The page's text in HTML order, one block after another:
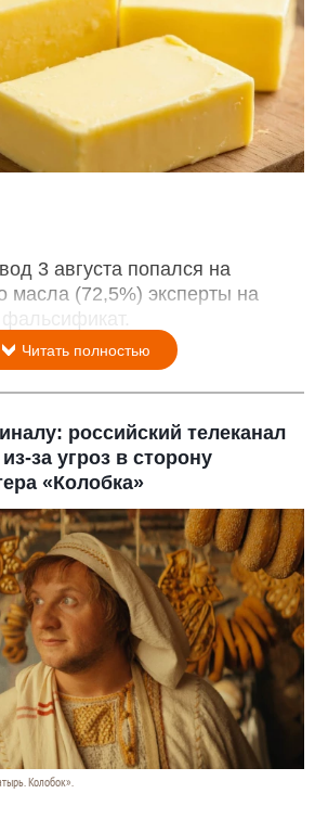
3 августа попался на
масла (72,5%) эксперты на
Читать полностью
российский телеканал
за угроз в сторону
«Колобка»
Колобок».